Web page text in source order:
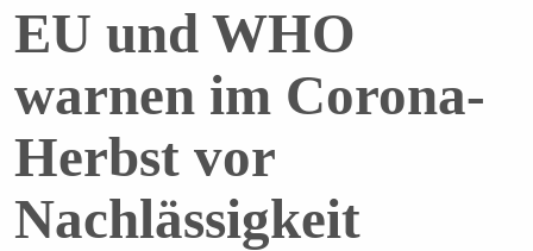
EU und WHO
warnen im Corona-
Herbst vor
Nachlässigkeit